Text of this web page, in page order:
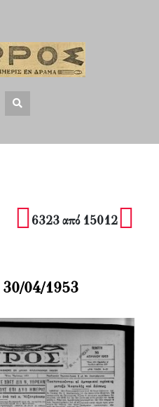
6323 από 15012
30/04/1953